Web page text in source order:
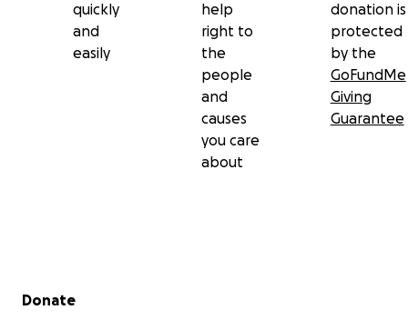
quickly
and
easily
help
right to
the
people
and
causes
you care
about
donation is
protected
by the
GoFundMe
Giving
Guarantee
Secondary menu
Donate